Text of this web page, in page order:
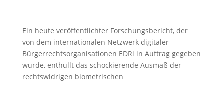
Ein heute veröffentlichter Forschungsbericht, der
von dem internationalen Netzwerk digitaler
Bürgerrechtsorganisationen EDRi in Auftrag gegeben
wurde, enthüllt das schockierende Ausmaß der
rechtswidrigen biometrischen